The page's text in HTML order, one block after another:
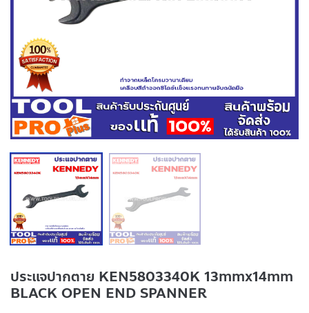
ประแจปากตาย KEN5803340K 13mmx14mm
BLACK OPEN END SPANNER